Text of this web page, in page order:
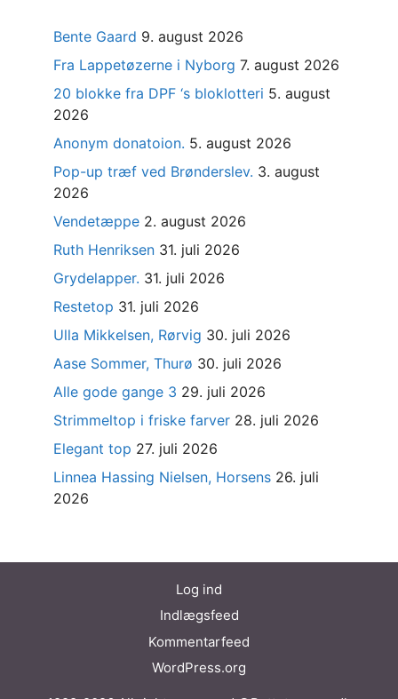
Bente Gaard 9. august 2026
Fra Lappetøzerne i Nyborg 7. august 2026
20 blokke fra DPF ‘s bloklotteri 5. august
2026
Anonym donatoion. 5. august 2026
Pop-up træf ved Brønderslev. 3. august
2026
Vendetæppe 2. august 2026
Ruth Henriksen 31. juli 2026
Grydelapper. 31. juli 2026
Restetop 31. juli 2026
Ulla Mikkelsen, Rørvig 30. juli 2026
Aase Sommer, Thurø 30. juli 2026
Alle gode gange 3 29. juli 2026
Strimmeltop i friske farver 28. juli 2026
Elegant top 27. juli 2026
Linnea Hassing Nielsen, Horsens 26. juli
2026
Log ind
Indlægsfeed
Kommentarfeed
WordPress.org